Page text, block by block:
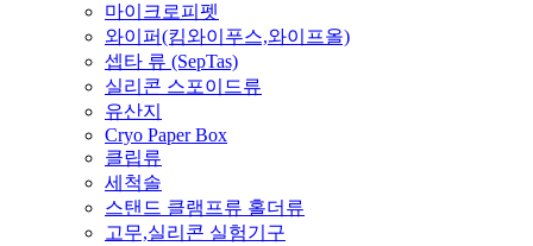
마이크로피펫
와이퍼(킴와이푸스,와이프올)
셉타 류 (SepTas)
실리콘 스포이드류
유산지
Cryo Paper Box
클립류
세척솔
스탠드 클램프류 홀더류
고무,실리콘 실험기구